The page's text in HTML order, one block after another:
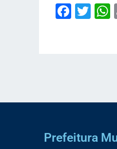
Prefeitura